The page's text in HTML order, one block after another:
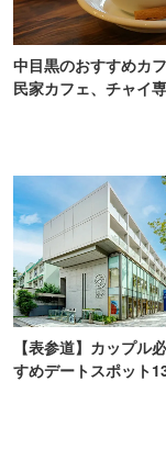
中目黒のおすすめカ
民家カフェ、チャイ
【表参道】カップル
すめデートスポット